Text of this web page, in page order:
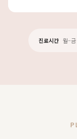
진료시간 월–